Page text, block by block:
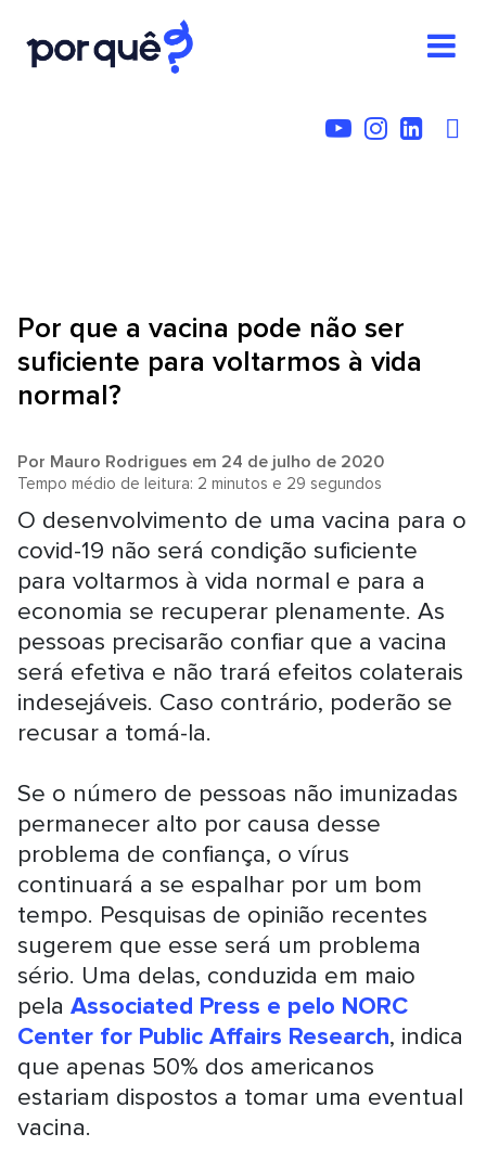
Por que a vacina pode não ser
suficiente para voltarmos à vida
normal?
Por Mauro Rodrigues em 24 de julho de 2020
Tempo médio de leitura: 2 minutos e 29 segundos
O desenvolvimento de uma vacina para o
covid-19 não será condição suficiente
para voltarmos à vida normal e para a
economia se recuperar plenamente. As
pessoas precisarão confiar que a vacina
será efetiva e não trará efeitos colaterais
indesejáveis. Caso contrário, poderão se
recusar a tomá-la.
Se o número de pessoas não imunizadas
permanecer alto por causa desse
problema de confiança, o vírus
continuará a se espalhar por um bom
tempo. Pesquisas de opinião recentes
sugerem que esse será um problema
sério. Uma delas, conduzida em maio
pelaAssociated Press e pelo NORC
Center for Public Affairs Research, indica
que apenas 50% dos americanos
estariam dispostos a tomar uma eventual
vacina.